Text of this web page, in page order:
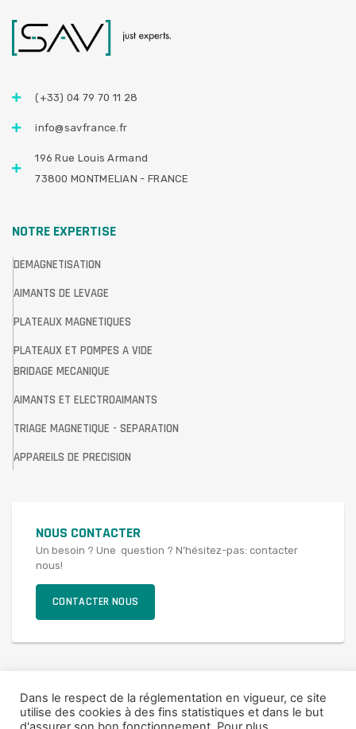
(+33) 04 79 70 11 28
info@savfrance.fr
196 Rue Louis Armand
73800 MONTMELIAN - FRANCE
NOTRE EXPERTISE
DEMAGNETISATION
AIMANTS DE LEVAGE
PLATEAUX MAGNETIQUES
PLATEAUX ET POMPES A VIDE
BRIDAGE MECANIQUE
AIMANTS ET ELECTROAIMANTS
TRIAGE MAGNETIQUE - SEPARATION
APPAREILS DE PRECISION
NOUS CONTACTER
Un besoin ? Une question ? N’hésitez-pas: contacter
nous!
CONTACTER NOUS
© 2021 SAV FRANCE
Mentions légales
Dans le respect de la réglementation en vigueur, ce site
utilise des cookies à des fins statistiques et dans le but